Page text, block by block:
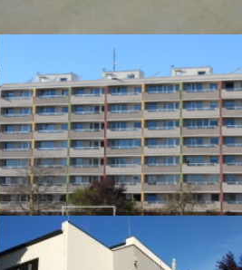
Revitalizace bytového domu